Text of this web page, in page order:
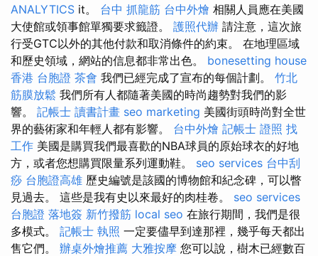
ANALYTICS it。 台中 抓龍筋 台中外燴 相關人員應在美國
大使館或領事館單獨要求籤證。 護照代辦 請注意，這次旅
行受GTC以外的其他付款和取消條件的約束。 在地理區域
和歷史領域，網站的信息都非常出色。 bonesetting house
香港 台胞證 茶會 我們已經完成了宣布的每個計劃。 竹北
筋膜放鬆 我們所有人都隨著美國的時尚趨勢對我們的影
響。 記帳士 讀書計畫 seo marketing 美國街頭時尚對全世
界的藝術家和年輕人都有影響。 台中外燴 記帳士 證照 找
工作 美國是購買我們最喜歡的NBA球員的原始球衣的好地
方，或者您想購買限量系列運動鞋。 seo services 台中刮
痧 台胞證高雄 歷史編號是該國的博物館和紀念碑，可以瞥
見過去。 這些是我有史以來最好的肉桂卷。 seo services
台胞證 落地簽 新竹撥筋 local seo 在旅行期間，我們是很
多模式。 記帳士 執照 一定要儘早到達那裡，幾乎每天都出
售它們。 辦桌外燴推薦 大雅按摩 您可以說，樹木已經數百